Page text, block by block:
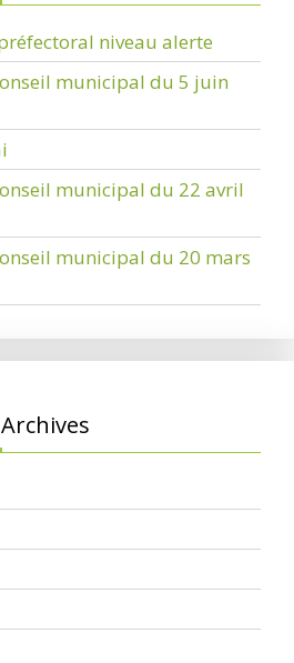
niveau alerte
municipal du 5 juin
municipal du 22 avril
municipal du 20 mars
Archives